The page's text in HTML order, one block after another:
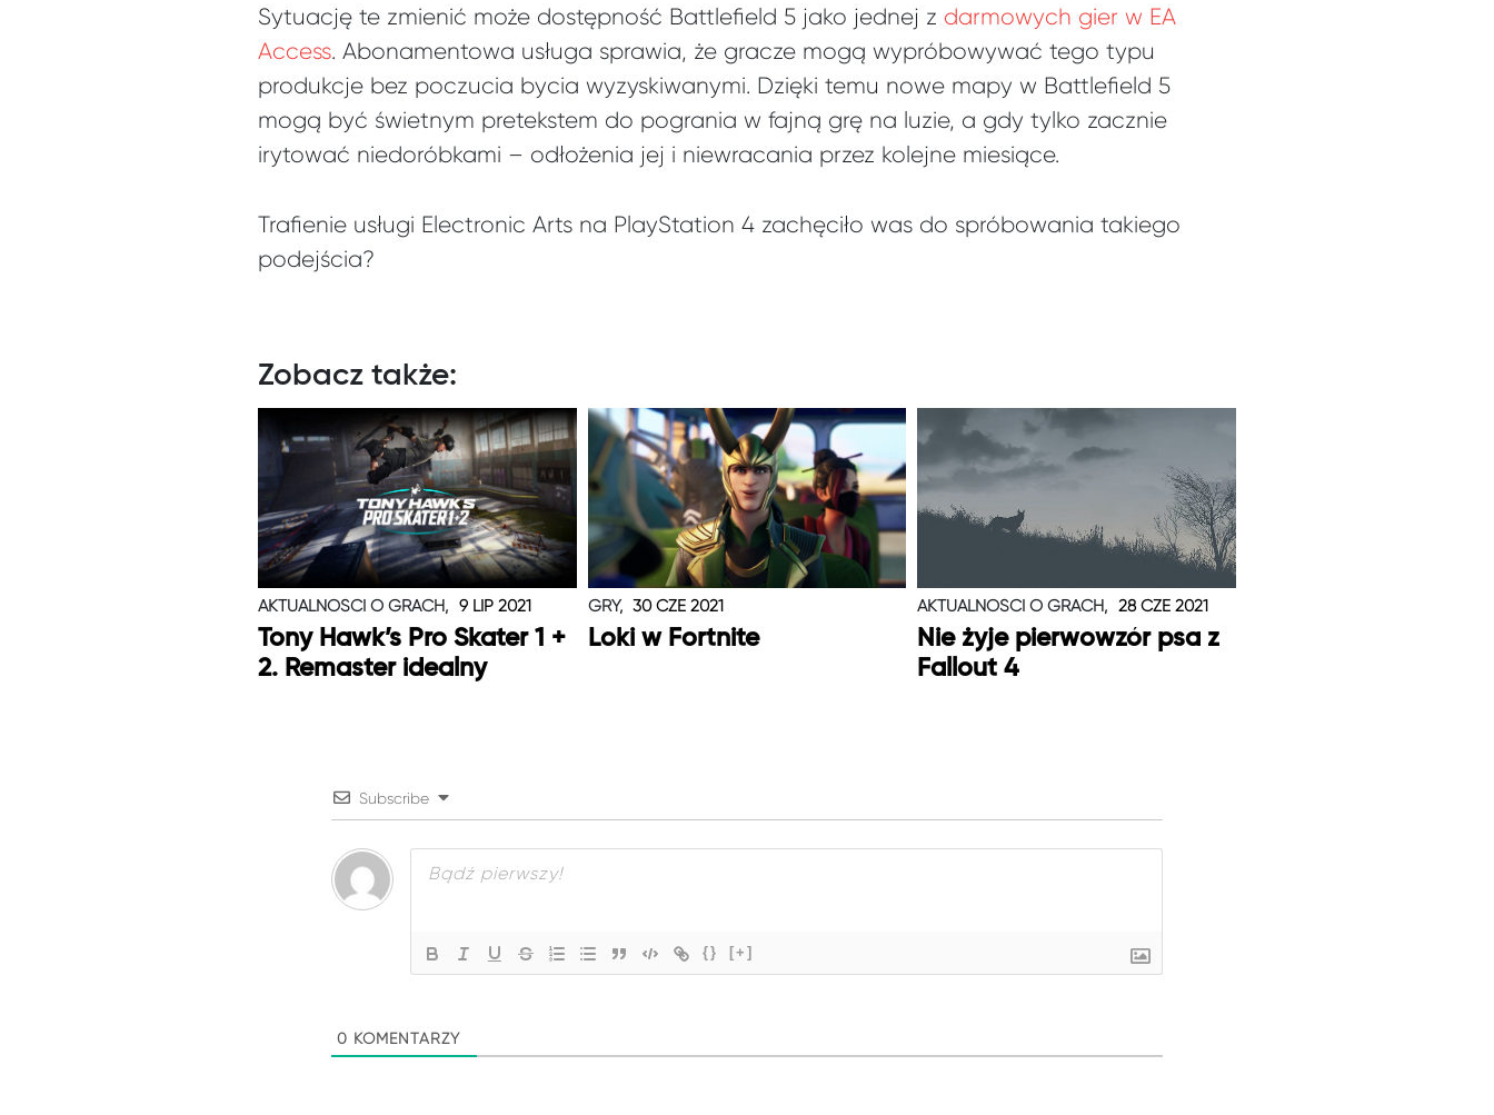
Sytuację te zmienić może dostępność Battlefield 5 jako jednej z darmowych gier w EA
Access. Abonamentowa usługa sprawia, że gracze mogą wypróbowywać tego typu
produkcje bez poczucia bycia wyzyskiwanymi. Dzięki temu nowe mapy w Battlefield 5
mogą być świetnym pretekstem do pogrania w fajną grę na luzie, a gdy tylko zacznie
irytować niedoróbkami – odłożenia jej i niewracania przez kolejne miesiące.
Trafienie usługi Electronic Arts na PlayStation 4 zachęciło was do spróbowania takiego
podejścia?
Zobacz także:
AKTUALNOŚCI O GRACH, 9 LIP 2021
Tony Hawk’s Pro Skater 1 +
2. Remaster idealny
GRY, 30 CZE 2021
Loki w Fortnite
AKTUALNOŚCI O GRACH, 28 CZE 2021
Nie żyje pierwowzór psa z
Fallout 4
Subscribe
{} [+]
0 KOMENTARZY